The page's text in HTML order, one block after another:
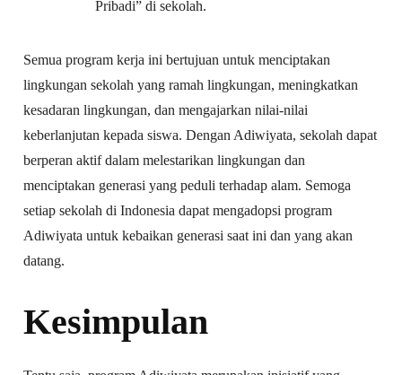
Pribadi” di sekolah.
Semua program kerja ini bertujuan untuk menciptakan
lingkungan sekolah yang ramah lingkungan, meningkatkan
kesadaran lingkungan, dan mengajarkan nilai-nilai
keberlanjutan kepada siswa. Dengan Adiwiyata, sekolah dapat
berperan aktif dalam melestarikan lingkungan dan
menciptakan generasi yang peduli terhadap alam. Semoga
setiap sekolah di Indonesia dapat mengadopsi program
Adiwiyata untuk kebaikan generasi saat ini dan yang akan
datang.
Kesimpulan